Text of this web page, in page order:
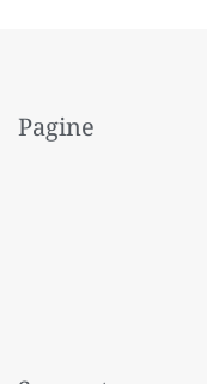
Pagine